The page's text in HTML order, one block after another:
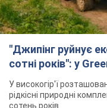
грози: синоптики
чекати зміни
5.08.2026 14:59 6,7 т.
"Чи, може, я